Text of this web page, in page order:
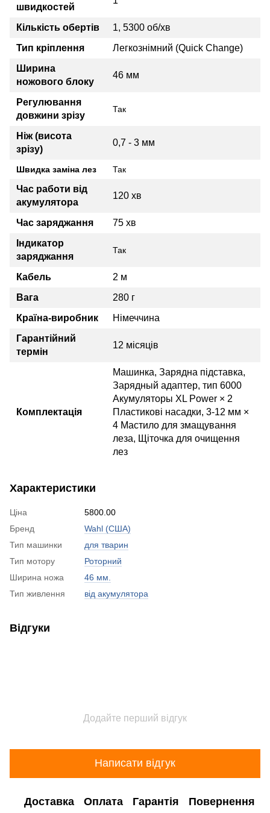
швидкостей
Кількість обертів
1, 5300 об/хв
Тип кріплення
Легкознімний (Quick Change)
Ширина
ножового блоку
46 мм
Регулювання
довжини зрізу
Так
Ніж (висота
зрізу)
0,7 - 3 мм
Швидка заміна лез Так
Час работи від
акумулятора
120 хв
Час заряджання
75 хв
Індикатор
заряджання
Так
Кабель
2 м
Вага
280 г
Країна-виробник
Німеччина
Гарантійний
термін
12 місяців
Комплектація
Машинка, Зарядна підставка,
Зарядный адаптер, тип 6000
Акумуляторы XL Power × 2
Пластикові насадки, 3-12 мм ×
4 Мастило для змащування
леза, Щіточка для очищення
лез
Характеристики
Ціна
5800.00
Бренд
Wahl (США)
Тип машинки
для тварин
Тип мотору
Роторний
Ширина ножа
46 мм.
Тип живлення
від акумулятора
Відгуки
Додайте перший відгук
Написати відгук
Доставка Оплата Гарантія Повернення